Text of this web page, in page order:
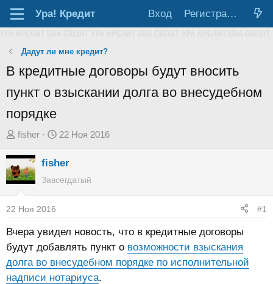
Ура! Кредит Вход Регистрация
Дадут ли мне кредит?
В кредитные договоры будут вносить
пункт о взыскании долга во внесудебном
порядке
А
т
о
р
т
е
м
ы
fisher
Д
т
а
ч
а
л
а
22 Ноя 2016
fisher
Завсегдатый
22 Ноя 2016 #1
Вчера увидел новость, что в кредитные договоры
будут добавлять пункт о возможности взыскания
долга во внесудебном порядке по исполнительной
надписи нотариуса.